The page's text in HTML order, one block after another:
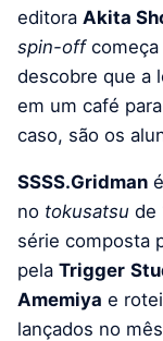
editora Akita
spin-offcomeça
descobre que a
em um café
caso, são os
SSSS.Gridman
no tokusatsu de
série composta
pela Trigger
Amemiya e
lançados no